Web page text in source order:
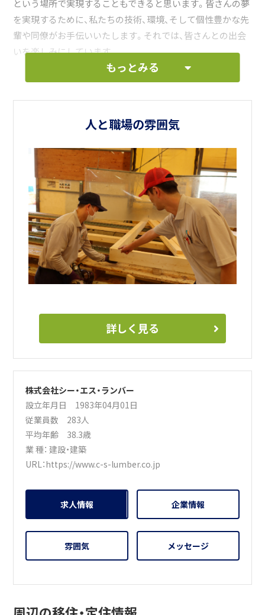
という場所で実現することもできると思います。皆さんの夢
を実現するために、私たちの技術、環境、そして個性豊かな先
輩や同僚がお手伝いいたします。それでは、皆さんとの出会
いを楽しみにしています。
もっとみる
人と職場の雰囲気
詳しく見る
株式会社シー・エス・ランバー
設立年月日 1983年04月01日
従業員数 283人
平均年齢 38.3歳
業 種：建設・建築
URL：https://www.c-s-lumber.co.jp
求人情報 企業情報
雰囲気 メッセージ